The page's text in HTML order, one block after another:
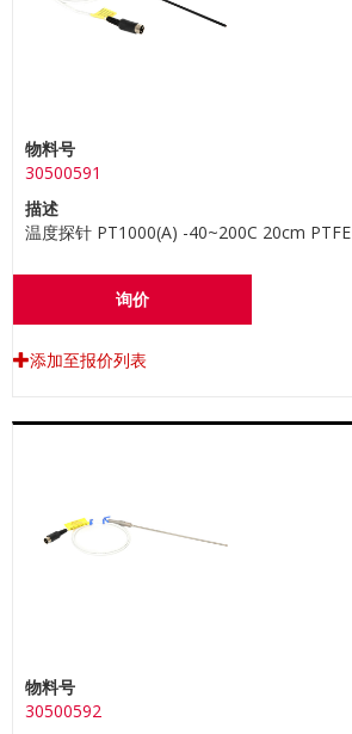
物料号
30500591
描述
温度探针 PT1000(A) -40~200C 20cm PTFE
询价
添加至报价列表
物料号
30500592